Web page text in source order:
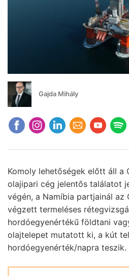
Gajda Mihály
Komoly lehetőségek előtt áll a
olajipari cég jelentős találatot
végén, a Namíbia partjainál az
végzett termeléses
hordóegyenértékű földtani
olajtelepet mutatott ki, a kút
hordóegyenérték/napra teszik.